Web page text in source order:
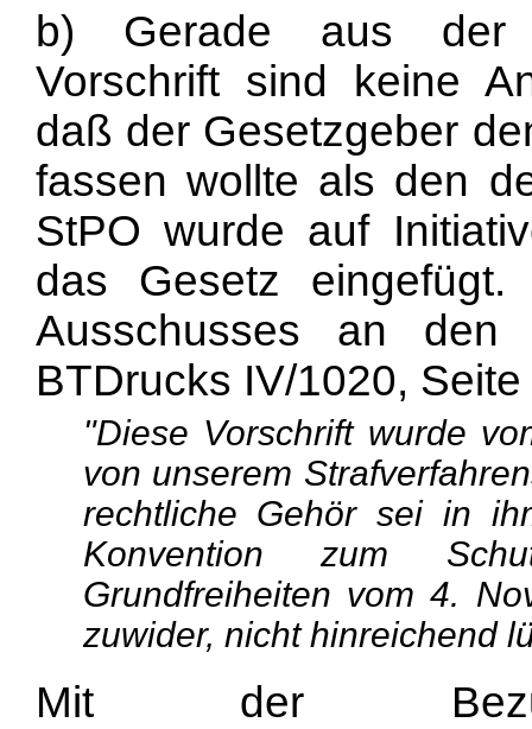
b) Gerade aus der
Vorschrift sind keine
daß der Gesetzgeber
fassen wollte als den
StPO wurde auf
das Gesetz
Ausschusses an den
BTDrucks IV/1020,
"Diese Vorschrift wurde
von unserem
rechtliche Gehör sei in
Konvention zum
Grundfreiheiten vom 4.
zuwider, nicht hinreichend
Mit der